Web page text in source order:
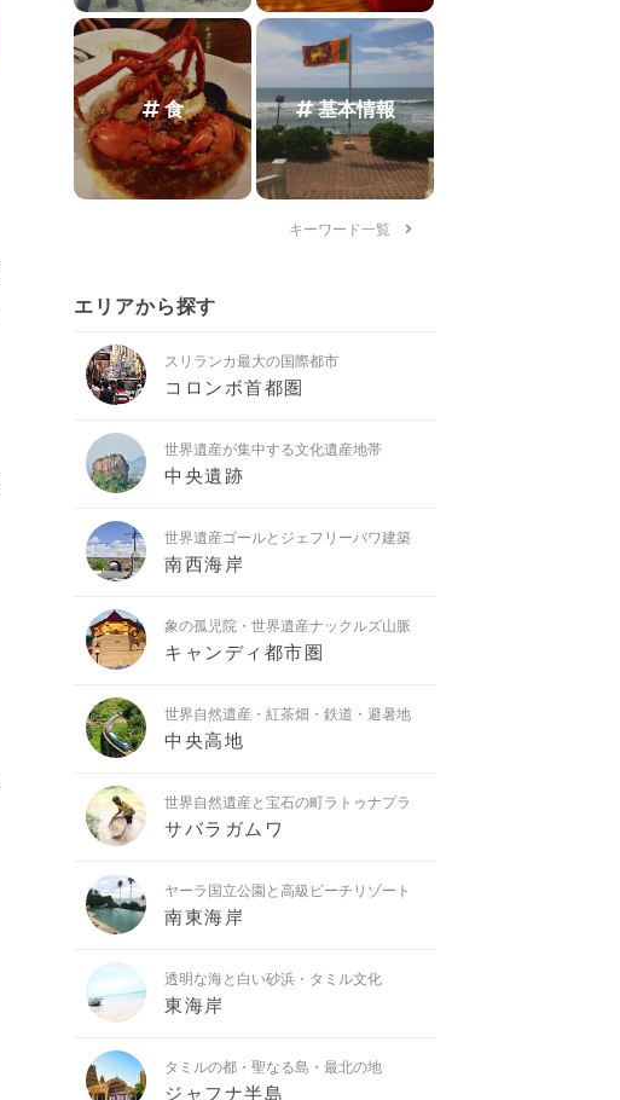
食 基本情報
キーワード一覧
エリアから探す
スリランカ最大の国際都市
コロンボ首都圏
世界遺産が集中する文化遺産地帯
中央遺跡
世界遺産ゴールとジェフリーバワ建築
南西海岸
象の孤児院・世界遺産ナックルズ山脈
キャンディ都市圏
世界自然遺産・紅茶畑・鉄道・避暑地
中央高地
世界自然遺産と宝石の町ラトゥナプラ
サバラガムワ
ヤーラ国立公園と高級ビーチリゾート
南東海岸
透明な海と白い砂浜・タミル文化
東海岸
タミルの都・聖なる島・最北の地
ジャフナ半島